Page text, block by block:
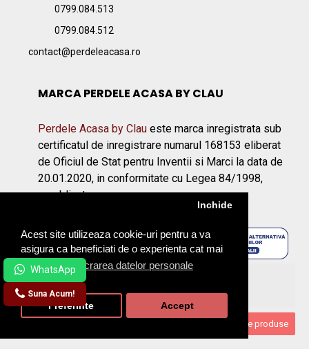
Acest site utilizeaza cookie-uri pentru a va
asigura ca beneficiati de o experienta cat mai
placuta. Prelucrarea datelor personale
Inchide
Preferinte Accept
0799.084.513
0799.084.512
contact@perdeleacasa.ro
MARCA PERDELE ACASA BY CLAU
Perdele Acasa by Clau este marca inregistrata sub
certificatul de inregistrare numarul 168153 eliberat
de Oficiul de Stat pentru Inventii si Marci la data de
20.01.2020, in conformitate cu Legea 84/1998,
republicata.
Suna Acum!
Filtrare produse